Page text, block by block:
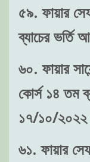
৫৯. ফায়ার
ব্যাচের
৬০. ফায়ার
কোর্স ১৪ তম
১৭/১০/
৬১. ফায়ার